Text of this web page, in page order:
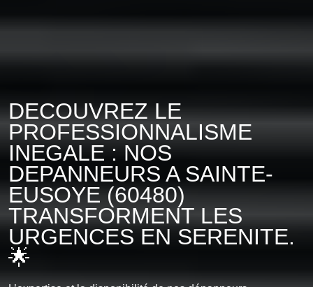
DECOUVREZ LE
PROFESSIONNALISME
INEGALE : NOS
DEPANNEURS A SAINTE-
EUSOYE (60480)
TRANSFORMENT LES
URGENCES EN SERENITE.
🌟